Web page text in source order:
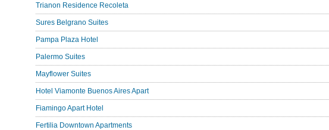
Trianon Residence Recoleta
Sures Belgrano Suites
Pampa Plaza Hotel
Palermo Suites
Mayflower Suites
Hotel Viamonte Buenos Aires Apart
Fiamingo Apart Hotel
Fertilia Downtown Apartments